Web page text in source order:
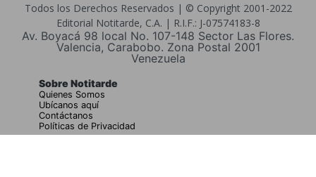
Todos los Derechos Reservados | © Copyright 2001-2022
Editorial Notitarde, C.A. | R.I.F.: J-07574183-8
Av. Boyacá 98 local No. 107-148 Sector Las Flores.
Valencia, Carabobo. Zona Postal 2001
Venezuela
Sobre Notitarde
Quienes Somos
Ubícanos aquí
Contáctanos
Políticas de Privacidad